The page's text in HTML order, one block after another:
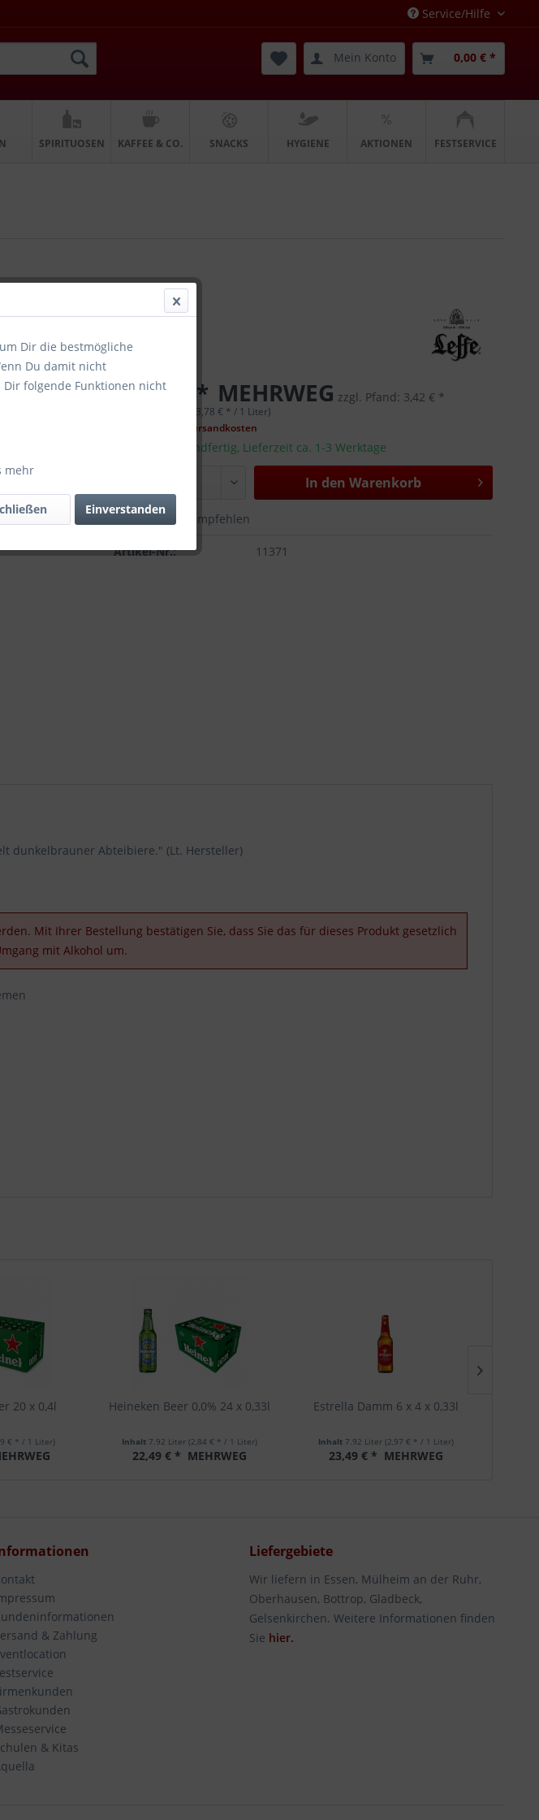
Service/Hilfe
Mein Konto 0,00 € *
SPIRITUOSEN KAFFEE & CO. SNACKS HYGIENE AKTIONEN FESTSERVICE
29,95 € * MEHRWEG zzgl. Pfand: 3,42 € *
7.92 Liter (3,78 € * / 1 Liter)
zzgl. Versandkosten
Sofort versandfertig, Lieferzeit ca. 1-3 Werktage
In den Warenkorb
Merken Empfehlen
Artikel-Nr.: 11371
dunkelbrauner Abteibiere." (Lt. Hersteller)
Mit Ihrer Bestellung bestätigen Sie, dass Sie das für dieses Produkt gesetzlich
mit Alkohol um.
20 x 0,4l
€ * / 1 Liter)
Heineken Beer 0,0% 24 x 0,33l
Inhalt 7.92 Liter(2,84 € * / 1 Liter)
22,49 € * MEHRWEG
Estrella Damm 6 x 4 x 0,33l
Inhalt 7.92 Liter (2,97 € * / 1 Liter)
23,49 € * MEHRWEG
& Zahlung
& Kitas
Liefergebiete
Wir liefern in Essen, Mülheim an der Ruhr,
Oberhausen, Bottrop, Gladbeck,
Gelsenkirchen. Weitere Informationen finden
Sie hier.
Dir die bestmögliche
Du damit nicht
folgende Funktionen nicht
mehr
Einverstanden